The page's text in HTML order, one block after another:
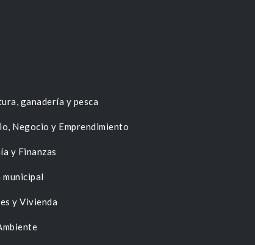
ganadería y pesca
Negocio y Emprendimiento
y Finanzas
y Vivienda